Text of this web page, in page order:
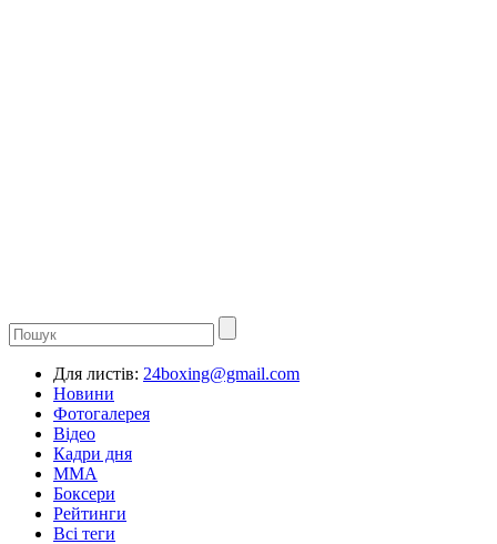
Для листів: 24boxing@gmail.com
Новини
Фотогалерея
Відео
Кадри дня
ММА
Боксери
Рейтинги
Всі теги